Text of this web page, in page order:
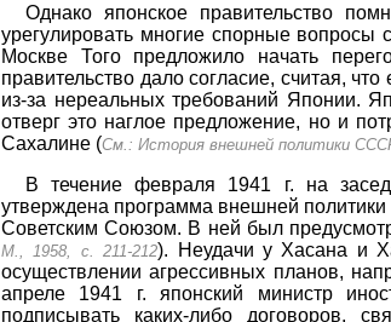
Однако японское правительство
урегулировать многие спорные вопросы
Москве Того предложило начать
правительство дало согласие, считая,
из-за нереальных требований Японии.
отверг это наглое предложение, но и
Сахалине (См.: История внешней политики
В течение февраля 1941 г. на
утверждена программа внешней
Советским Союзом. В ней был
М., 1958, с. 211-212). Неудачи у Хасана и
осуществлении агрессивных планов,
апреле 1941 г. японский министр
подписывать каких-либо договоров,